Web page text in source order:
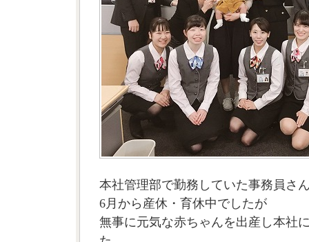
本社管理部で勤務していた事務員さ
6月から産休・育休中でしたが
無事に元気な赤ちゃんを出産し本社